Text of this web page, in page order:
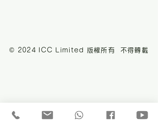
© 2024 ICC Limited 版權所有 不得轉載